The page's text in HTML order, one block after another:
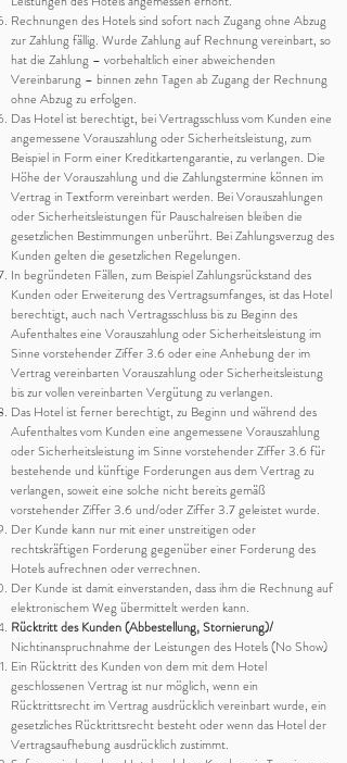
Rechnungen des Hotels sind sofort nach Zugang ohne Abzug
zur Zahlung fällig. Wurde Zahlung auf Rechnung vereinbart, so
hat die Zahlung – vorbehaltlich einer abweichenden
Vereinbarung – binnen zehn Tagen ab Zugang der Rechnung
ohne Abzug zu erfolgen.
Das Hotel ist berechtigt, bei Vertragsschluss vom Kunden eine
angemessene Vorauszahlung oder Sicherheitsleistung, zum
Beispiel in Form einer Kreditkartengarantie, zu verlangen. Die
Höhe der Vorauszahlung und die Zahlungstermine können im
Vertrag in Textform vereinbart werden. Bei Vorauszahlungen
oder Sicherheitsleistungen für Pauschalreisen bleiben die
gesetzlichen Bestimmungen unberührt. Bei Zahlungsverzug des
Kunden gelten die gesetzlichen Regelungen.
In begründeten Fällen, zum Beispiel Zahlungsrückstand des
Kunden oder Erweiterung des Vertragsumfanges, ist das Hotel
berechtigt, auch nach Vertragsschluss bis zu Beginn des
Aufenthaltes eine Vorauszahlung oder Sicherheitsleistung im
Sinne vorstehender Ziffer 3.6 oder eine Anhebung der im
Vertrag vereinbarten Vorauszahlung oder Sicherheitsleistung
bis zur vollen vereinbarten Vergütung zu verlangen.
Das Hotel ist ferner berechtigt, zu Beginn und während des
Aufenthaltes vom Kunden eine angemessene Vorauszahlung
oder Sicherheitsleistung im Sinne vorstehender Ziffer 3.6 für
bestehende und künftige Forderungen aus dem Vertrag zu
verlangen, soweit eine solche nicht bereits gemäß
vorstehender Ziffer 3.6 und/oder Ziffer 3.7 geleistet wurde.
Der Kunde kann nur mit einer unstreitigen oder
rechtskräftigen Forderung gegenüber einer Forderung des
Hotels aufrechnen oder verrechnen.
Der Kunde ist damit einverstanden, dass ihm die Rechnung auf
elektronischem Weg übermittelt werden kann.
Rücktritt des Kunden (Abbestellung, Stornierung)/
Nichtinanspruchnahme der Leistungen des Hotels (No Show)
Ein Rücktritt des Kunden von dem mit dem Hotel
geschlossenen Vertrag ist nur möglich, wenn ein
Rücktrittsrecht im Vertrag ausdrücklich vereinbart wurde, ein
gesetzliches Rücktrittsrecht besteht oder wenn das Hotel der
Vertragsaufhebung ausdrücklich zustimmt.